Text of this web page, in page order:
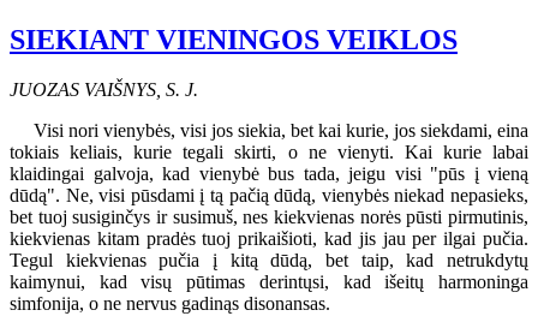
SIEKIANT VIENINGOS VEIKLOS
JUOZAS VAIŠNYS, S. J.
Visi nori vienybės, visi jos siekia, bet kai kurie, jos siekdami, eina
tokiais keliais, kurie tegali skirti, o ne vienyti. Kai kurie labai
klaidingai galvoja, kad vienybė bus tada, jeigu visi "pūs į vieną
dūdą". Ne, visi pūsdami į tą pačią dūdą, vienybės niekad nepasieks,
bet tuoj susiginčys ir susimuš, nes kiekvienas norės pūsti pirmutinis,
kiekvienas kitam pradės tuoj prikaišioti, kad jis jau per ilgai pučia.
Tegul kiekvienas pučia į kitą dūdą, bet taip, kad netrukdytų
kaimynui, kad visų pūtimas derintųsi, kad išeitų harmoninga
simfonija, o ne nervus gadinąs disonansas.